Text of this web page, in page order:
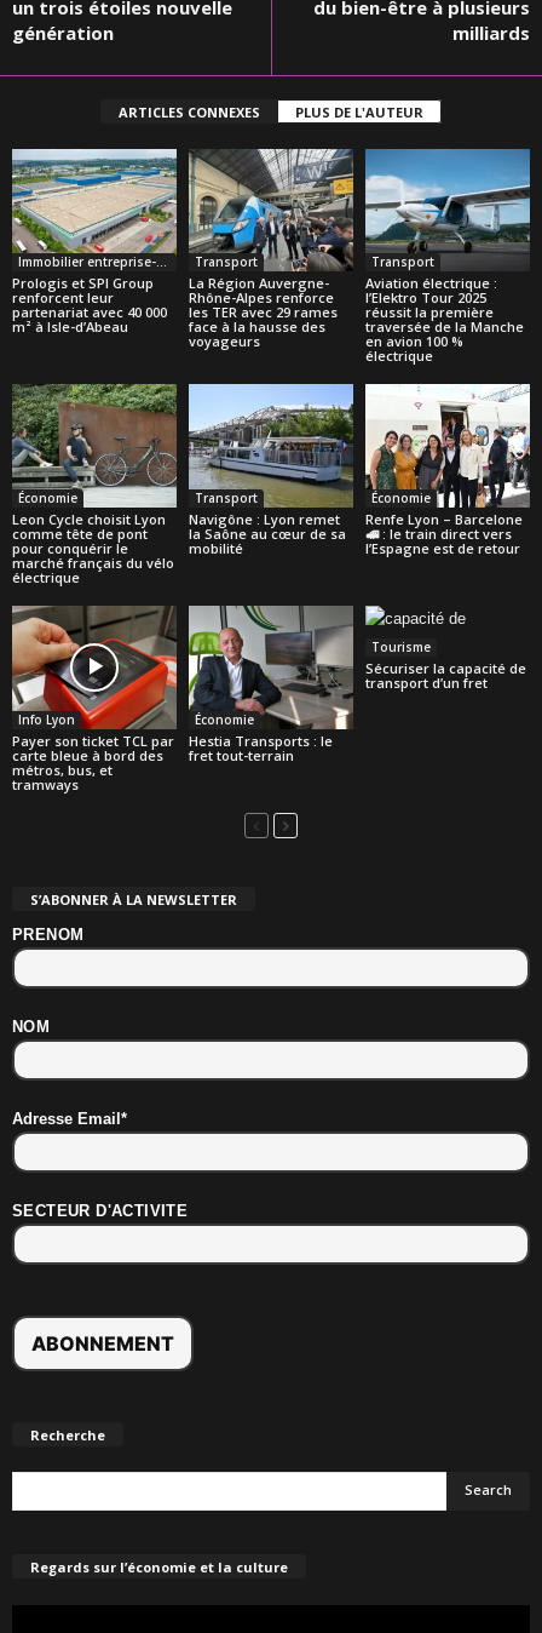
un trois étoiles nouvelle
génération
du bien-être à plusieurs
milliards
ARTICLES CONNEXES PLUS DE L'AUTEUR
Immobilier entreprise- Supply Chain
Prologis et SPI Group
renforcent leur
partenariat avec 40 000
m² à Isle-d’Abeau
Transport
La Région Auvergne-
Rhône-Alpes renforce
les TER avec 29 rames
face à la hausse des
voyageurs
Transport
Aviation électrique :
l’Elektro Tour 2025
réussit la première
traversée de la Manche
en avion 100 %
électrique
Économie
Leon Cycle choisit Lyon
comme tête de pont
pour conquérir le
marché français du vélo
électrique
Transport
Navigône : Lyon remet
la Saône au cœur de sa
mobilité
Économie
Renfe Lyon – Barcelone
🚅 : le train direct vers
l’Espagne est de retour
Info Lyon
Payer son ticket TCL par
carte bleue à bord des
métros, bus, et
tramways
Économie
Hestia Transports : le
fret tout-terrain
Tourisme
Sécuriser la capacité de
transport d’un fret
S’ABONNER À LA NEWSLETTER
PRENOM
NOM
Adresse Email*
SECTEUR D'ACTIVITE
Recherche
Regards sur l’économie et la culture